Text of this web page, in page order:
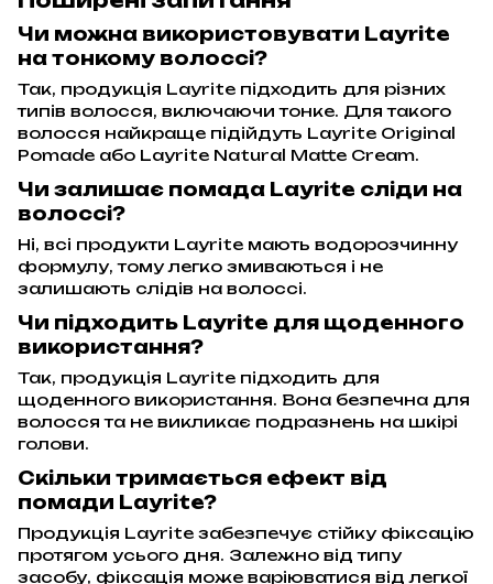
Чи можна використовувати Layrite
на тонкому волоссі?
Так, продукція Layrite підходить для різних
типів волосся, включаючи тонке. Для такого
волосся найкраще підійдуть Layrite Original
Pomade або Layrite Natural Matte Cream.
Чи залишає помада Layrite сліди на
волоссі?
Ні, всі продукти Layrite мають водорозчинну
формулу, тому легко змиваються і не
залишають слідів на волоссі.
Чи підходить Layrite для щоденного
використання?
Так, продукція Layrite підходить для
щоденного використання. Вона безпечна для
волосся та не викликає подразнень на шкірі
голови.
Скільки тримається ефект від
помади Layrite?
Продукція Layrite забезпечує стійку фіксацію
протягом усього дня. Залежно від типу
засобу, фіксація може варіюватися від легкої